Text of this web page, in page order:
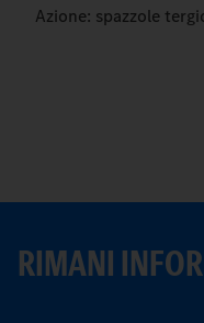
Azione: spazzole
RIMANI